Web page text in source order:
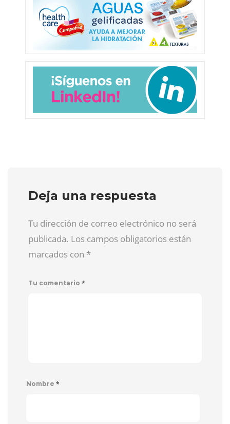
Deja una respuesta
Tu dirección de correo electrónico no será
publicada. Los campos obligatorios están
marcados con *
Tu comentario *
Nombre *